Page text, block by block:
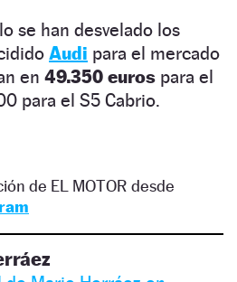
se han desvelado los
Audi para el mercado
en 49.350 euros para el
para el S5 Cabrio.
de EL MOTOR desde